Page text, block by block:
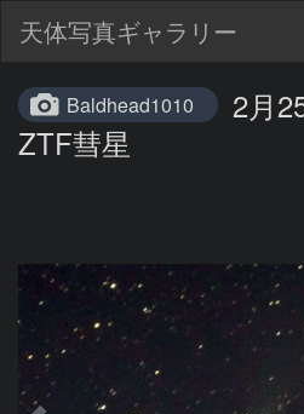
天体写真ギャラリー
Baldhead1010
2月
ZTF彗星